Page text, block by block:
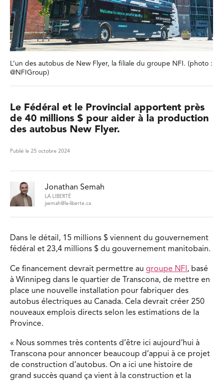
L’un des autobus de New Flyer, la filiale du groupe NFI. (photo :
@NFIGroup)
Le Fédéral et le Provincial apportent près
de 40 millions $ pour aider à la production
des autobus New Flyer.
Publié le 25 octobre 2024
Jonathan Semah
LA LIBERTÉ
jsemah@la-liberte.ca
Dans le détail, 15 millions $ viennent du gouvernement
fédéral et 23,4 millions $ du gouvernement manitobain.
Ce financement devrait permettre au groupe NFI , basé
à Winnipeg dans le quartier de Transcona, de mettre en
place une nouvelle installation pour fabriquer des
autobus électriques au Canada. Cela devrait créer 250
nouveaux emplois directs selon les estimations de la
Province.
« Nous sommes très contents d’être ici aujourd’hui à
Transcona pour annoncer beaucoup d’appui à ce projet
de construction d’autobus. On a ici une histoire de
grand succès quand ça vient à la construction et la